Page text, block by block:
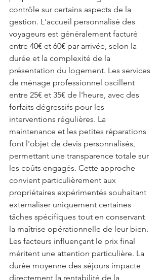
contrôle sur certains aspects de la
gestion. L'accueil personnalisé des
voyageurs est généralement facturé
entre 40€ et 60€ par arrivée, selon la
durée et la complexité de la
présentation du logement. Les services
de ménage professionnel oscillent
entre 25€ et 35€ de l'heure, avec des
forfaits dégressifs pour les
interventions régulières. La
maintenance et les petites réparations
font l'objet de devis personnalisés,
permettant une transparence totale sur
les coûts engagés. Cette approche
convient particulièrement aux
propriétaires expérimentés souhaitant
externaliser uniquement certaines
tâches spécifiques tout en conservant
la maîtrise opérationnelle de leur bien.
Les facteurs influençant le prix final
méritent une attention particulière. La
durée moyenne des séjours impacte
directement la rentabilité de la